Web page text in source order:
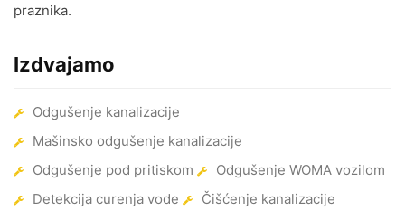
Konjarnik
Odgušenje kanalizacije Kopit.
gradina
Odgušenje kanalizacije
praznika.
Izdvajamo
Odgušenje kanalizacije
Mašinsko odgušenje kanalizacije
Odgušenje pod pritiskom
Odgušenje WOMA vozilom
Detekcija curenja vode
Čišćenje kanalizacije